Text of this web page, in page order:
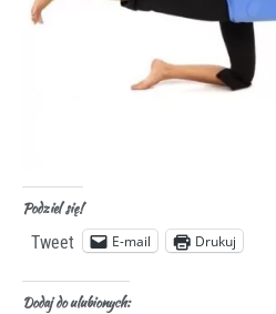
Podziel się!
Tweet E-mail Drukuj
Dodaj do ulubionych: